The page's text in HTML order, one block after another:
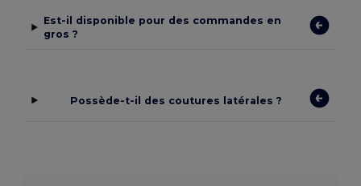
Est-il disponible pour des commandes en
gros ?
Possède-t-il des coutures latérales ?